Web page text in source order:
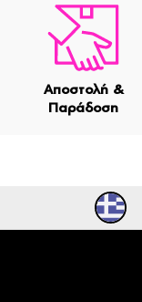
Αποστολή &
Παράδοση